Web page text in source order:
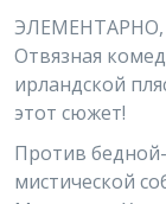
ЭЛЕМЕНТАРНО,
Отвязная
ирландской
этот сюжет!
Против
мистической